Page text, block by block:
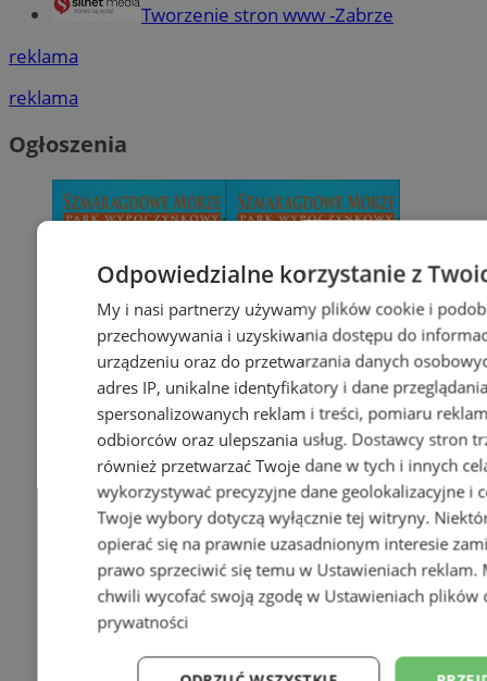
Tworzenie stron www -Zabrze
reklama
reklama
Ogłoszenia
Odpowiedzialne korzystanie z
My i nasi partnerzy używamy plików cookie i
przechowywania i uzyskiwania dostępu do
urządzeniu oraz do przetwarzania danych
adres IP, unikalne identyfikatory i dane
spersonalizowanych reklam i treści, pomiaru
odbiorców oraz ulepszania usług. Dostawcy stron
również przetwarzać Twoje dane w tych i innych
wykorzystywać precyzyjne dane geolokalizacyjne i
Twoje wybory dotyczą wyłącznie tej witryny.
opierać się na prawnie uzasadnionym interesie
prawo sprzeciwić się temu w Ustawieniach reklam.
chwili wycofać swoją zgodę w Ustawieniach plików
prywatności